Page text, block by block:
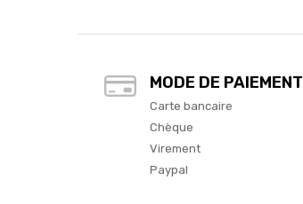
MODE DE PAIEMENT
Carte bancaire
Chèque
Virement
Paypal